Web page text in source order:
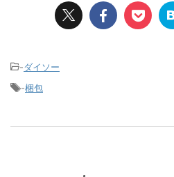
-ダイソー
-梱包